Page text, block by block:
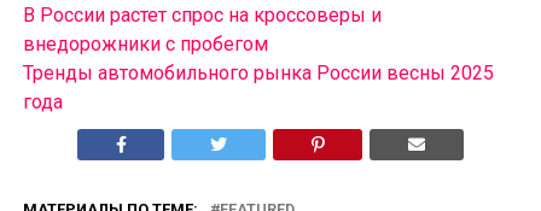
В России растет спрос на кроссоверы и
внедорожники с пробегом
Тренды автомобильного рынка России весны 2025
года